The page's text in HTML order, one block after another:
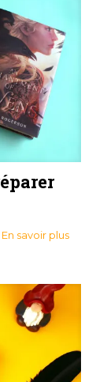
En savoir plus